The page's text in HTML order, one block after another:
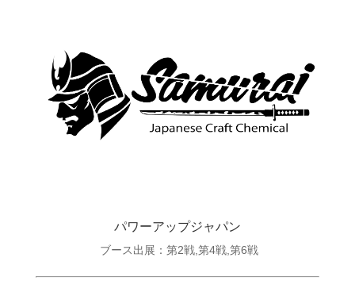
パワーアップジャパン
ブース出展：第2戦,第4戦,第6戦